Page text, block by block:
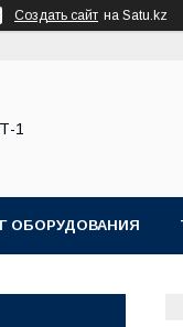
Создать сайт на Satu.kz
1
ОБОРУДОВАНИЯ